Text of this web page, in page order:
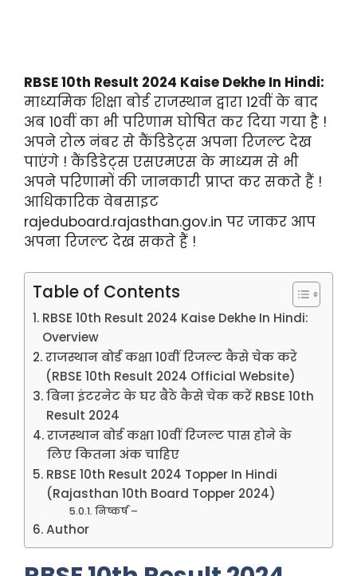
RBSE 10th Result 2024 Kaise Dekhe In Hindi:
माध्यमिक शिक्षा बोर्ड राजस्थान द्वारा 12वीं के बाद
अब 10वीं का भी परिणाम घोषित कर दिया गया है !
अपने रोल नंबर से कैंडिडेट्स अपना रिजल्ट देख
पाएंगे ! कैंडिडेट्स एसएमएस के माध्यम से भी
अपने परिणामों की जानकारी प्राप्त कर सकते हैं !
आधिकारिक वेबसाइट
rajeduboard.rajasthan.gov.in पर जाकर आप
अपना रिजल्ट देख सकते हैं !
Table of Contents
RBSE 10th Result 2024 Kaise Dekhe In Hindi:
Overview
राजस्थान बोर्ड कक्षा 10वीं रिजल्ट कैसे चेक करे
(RBSE 10th Result 2024 Official Website)
बिना इंटरनेट के घर बैठे कैसे चेक करें RBSE 10th
Result 2024
राजस्थान बोर्ड कक्षा 10वीं रिजल्ट पास होने के
लिए कितना अंक चाहिए
RBSE 10th Result 2024 Topper In Hindi
(Rajasthan 10th Board Topper 2024)
निष्कर्ष –
Author